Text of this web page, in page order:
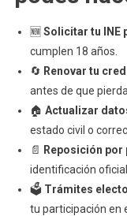
🆕 Solicitar tu INE
cumplen 18 años.
🔄 Renovar tu
antes de que
🏠 Actualizar
estado civil o
📄 Reposición
identificación
🗳️ Trámites
tu participación en